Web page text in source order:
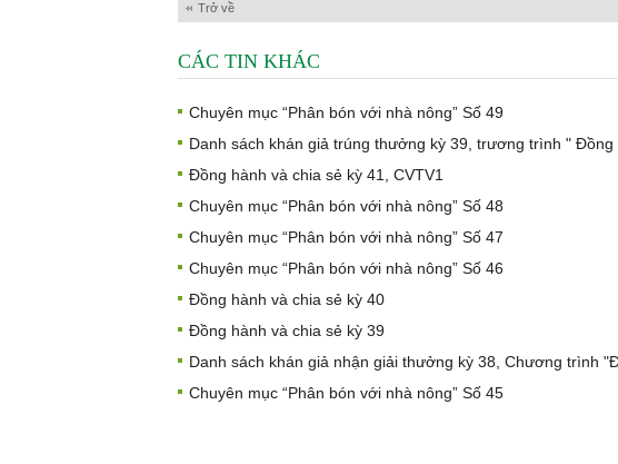
Trở về
CÁC TIN KHÁC
Chuyên mục “Phân bón với nhà nông” Số 49
Danh sách khán giả trúng thưởng kỳ 39, trương trình " Đồng
Đồng hành và chia sẻ kỳ 41, CVTV1
Chuyên mục “Phân bón với nhà nông” Số 48
Chuyên mục “Phân bón với nhà nông” Số 47
Chuyên mục “Phân bón với nhà nông” Số 46
Đồng hành và chia sẻ kỳ 40
Đồng hành và chia sẻ kỳ 39
Danh sách khán giả nhận giải thưởng kỳ 38, Chương trình
Chuyên mục “Phân bón với nhà nông” Số 45